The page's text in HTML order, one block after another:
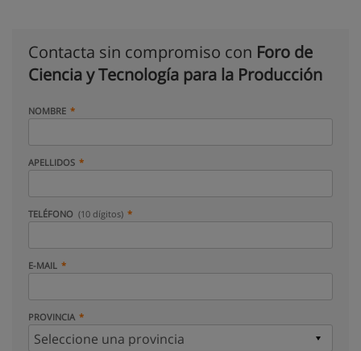
Contacta sin compromiso con Foro de
Ciencia y Tecnología para la Producción
NOMBRE
APELLIDOS
TELÉFONO (10 dígitos)
E-MAIL
PROVINCIA